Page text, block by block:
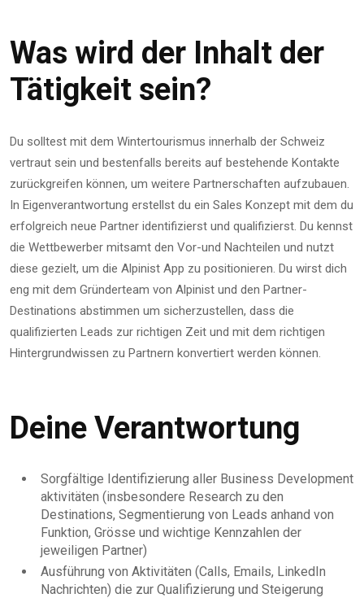
Was wird der Inhalt der
Tätigkeit sein?
Du solltest mit dem Wintertourismus innerhalb der Schweiz
vertraut sein und bestenfalls bereits auf bestehende Kontakte
zurückgreifen können, um weitere Partnerschaften aufzubauen.
In Eigenverantwortung erstellst du ein Sales Konzept mit dem du
erfolgreich neue Partner identifizierst und qualifizierst. Du kennst
die Wettbewerber mitsamt den Vor-und Nachteilen und nutzt
diese gezielt, um die Alpinist App zu positionieren. Du wirst dich
eng mit dem Gründerteam von Alpinist und den Partner-
Destinations abstimmen um sicherzustellen, dass die
qualifizierten Leads zur richtigen Zeit und mit dem richtigen
Hintergrundwissen zu Partnern konvertiert werden können.
Deine Verantwortung
Sorgfältige Identifizierung aller Business Development
aktivitäten (insbesondere Research zu den
Destinations, Segmentierung von Leads anhand von
Funktion, Grösse und wichtige Kennzahlen der
jeweiligen Partner)
Ausführung von Aktivitäten (Calls, Emails, LinkedIn
Nachrichten) die zur Qualifizierung und Steigerung